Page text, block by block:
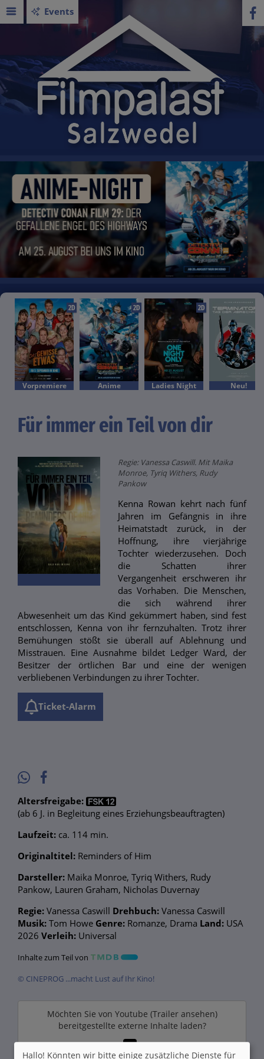
Events
2D
Vorpremiere
2D
Anime
2D
Ladies Night Neu!
Für immer ein Teil von dir
Regie: Vanessa Caswill. Mit Maika
Monroe, Tyriq Withers, Rudy
Pankow
Kenna Rowan kehrt nach fünf
Jahren im Gefängnis in ihre
Heimatstadt zurück, in der
Hoffnung, ihre vierjährige
Tochter wiederzusehen. Doch
die Schatten ihrer
Vergangenheit erschweren ihr
das Vorhaben. Die Menschen,
die sich während ihrer
Abwesenheit um das Kind gekümmert haben, sind fest
entschlossen, Kenna von ihr fernzuhalten. Trotz ihrer
Bemühungen stößt sie überall auf Ablehnung und
Misstrauen. Eine Ausnahme bildet Ledger Ward, der
Besitzer der örtlichen Bar und eine der wenigen
verbliebenen Verbindungen zu ihrer Tochter.
Ticket-Alarm
Altersfreigabe:
(ab 6 J. in Begleitung eines Erziehungsbeauftragten)
Laufzeit: ca. 114 min.
Originaltitel: Reminders of Him
Darsteller: Maika Monroe, Tyriq Withers, Rudy
Pankow, Lauren Graham, Nicholas Duvernay
Regie: Vanessa Caswill Drehbuch: Vanessa Caswill
Musik: Tom Howe Genre: Romanze, Drama Land: USA
2026 Verleih: Universal
Inhalte zum Teil von
© CINEPROG ...macht Lust auf Ihr Kino!
Möchten Sie von Youtube (Trailer ansehen)
bereitgestellte externe Inhalte laden?
Hallo! Könnten wir bitte einige zusätzliche Dienste für